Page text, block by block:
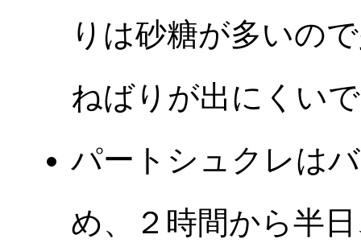
りは砂糖が多いの
ねばりが出にくい
パートシュクレは
め、２時間から半